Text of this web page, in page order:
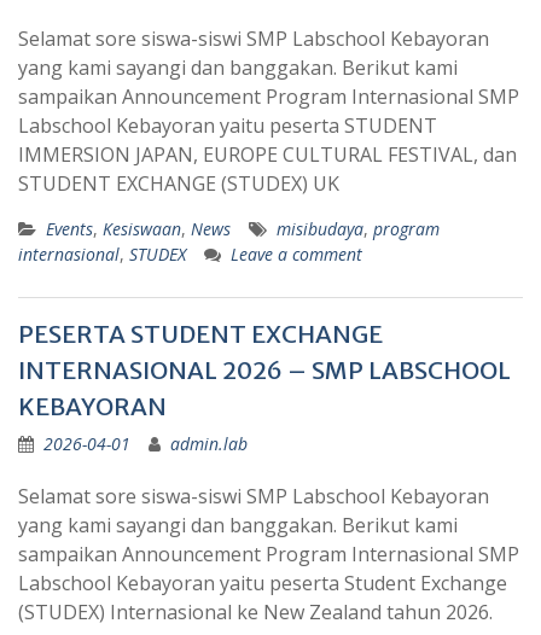
Selamat sore siswa-siswi SMP Labschool Kebayoran
yang kami sayangi dan banggakan. Berikut kami
sampaikan Announcement Program Internasional SMP
Labschool Kebayoran yaitu peserta STUDENT
IMMERSION JAPAN, EUROPE CULTURAL FESTIVAL, dan
STUDENT EXCHANGE (STUDEX) UK
Events, Kesiswaan, News misibudaya, program
internasional, STUDEX Leave a comment
PESERTA STUDENT EXCHANGE
INTERNASIONAL 2026 – SMP LABSCHOOL
KEBAYORAN
2026-04-01 admin.lab
Selamat sore siswa-siswi SMP Labschool Kebayoran
yang kami sayangi dan banggakan. Berikut kami
sampaikan Announcement Program Internasional SMP
Labschool Kebayoran yaitu peserta Student Exchange
(STUDEX) Internasional ke New Zealand tahun 2026.